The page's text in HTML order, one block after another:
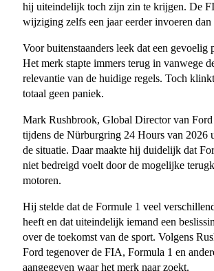
hij uiteindelijk toch zijn zin te krijgen. De
wijziging zelfs een jaar eerder invoeren dan
Voor buitenstaanders leek dat een gevoelig
Het merk stapte immers terug in vanwege
relevantie van de huidige regels. Toch
totaal geen paniek.
Mark Rushbrook, Global Director van
tijdens de Nürburgring 24 Hours van 2026
de situatie. Daar maakte hij duidelijk dat
niet bedreigd voelt door de mogelijke
motoren.
Hij stelde dat de Formule 1 veel
heeft en dat uiteindelijk iemand een
over de toekomst van de sport. Volgens
Ford tegenover de FIA, Formula 1 en
aangegeven waar het merk naar zoekt.